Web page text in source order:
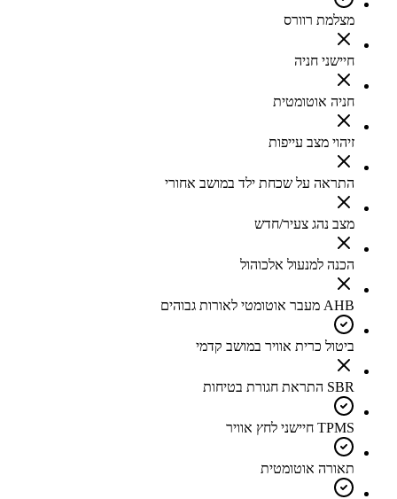
מצלמת רוורס
חיישני חניה
חניה אוטומטית
זיהוי מצב עייפות
התראה על שכחת ילד במושב אחורי
מצב נהג צעיר/חדש
הכנה למנעול אלכוהול
AHB מעבר אוטומטי לאורות גבוהים
ביטול כרית אוויר במושב קדמי
SBR התראת חגורת בטיחות
TPMS חיישני לחץ אוויר
תאורה אוטומטית